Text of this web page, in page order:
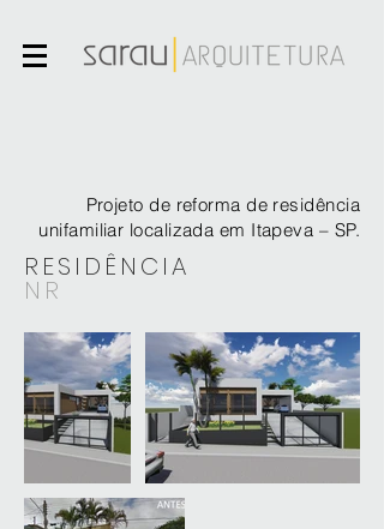
Projeto de reforma de residência
unifamiliar localizada em Itapeva – SP.
RESIDÊNCIA
NR